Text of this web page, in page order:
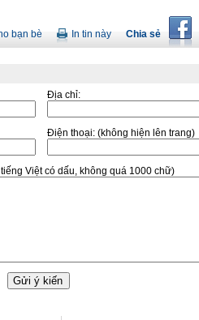
Chia sẻ
In tin này
bạn bè
Địa chỉ:
Điện thoại: (không hiện lên trang)
Việt có dấu, không quá 1000 chữ)